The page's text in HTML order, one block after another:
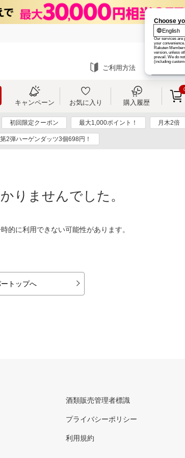
ご利用方法
キャンペーン お気に入り 購入履歴
初回限定クーポン 最大1,000ポイント！ 月木2倍
2弾ハーゲンダッツ3個698円！
りませんでした。
的に利用できない可能性があります。
トップへ
酒類販売管理者標識
プライバシーポリシー
利用規約